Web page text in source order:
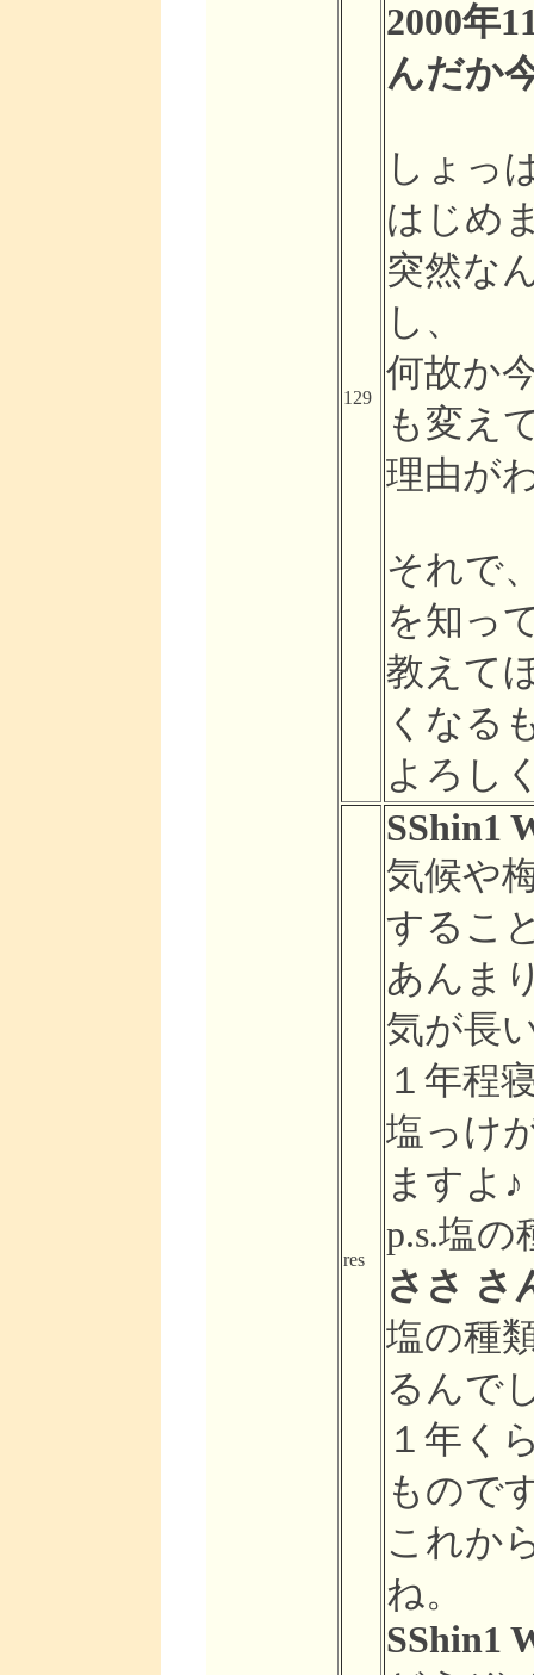
129
2000年
んだか
しょっ
はじめ
突然な
し、
何故か
も変え
理由が
それで
を知っ
教えて
くなる
よろし
res
SShin1
気候や
するこ
あんま
気が長
１年程
塩っけ
ますよ♪
p.s.塩の
ささ さ
塩の種
るんで
１年く
もので
これか
ね。
SShin1